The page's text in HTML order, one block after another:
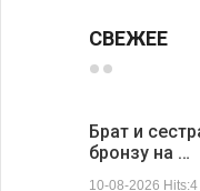
СВЕЖЕЕ
Брат и
бронзу на …
10-08-2026 Hits:4